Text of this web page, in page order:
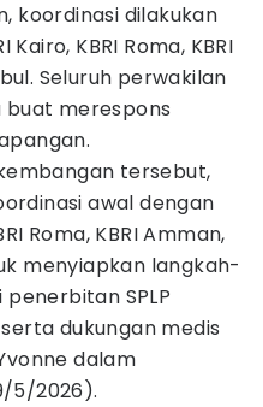
koordinasi dilakukan
Kairo, KBRI Roma, KBRI
Seluruh perwakilan
buat merespons
tersebut,
awal dengan
Roma, KBRI Amman,
menyiapkan langkah-
SPLP
dukungan medis
dalam
5/2026).